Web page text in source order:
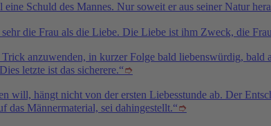
eine Schuld des Mannes. Nur soweit er aus seiner Natur
die Frau als die Liebe. Die Liebe ist ihm Zweck, die
anzuwenden, in kurzer Folge bald liebenswürdig,
letzte ist das sicherere.“➮
will, hängt nicht von der ersten Liebesstunde ab. Der
das Männermaterial, sei dahingestellt.“➮